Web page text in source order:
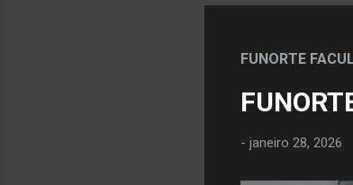
FUNORTE
- janeiro 28, 2026